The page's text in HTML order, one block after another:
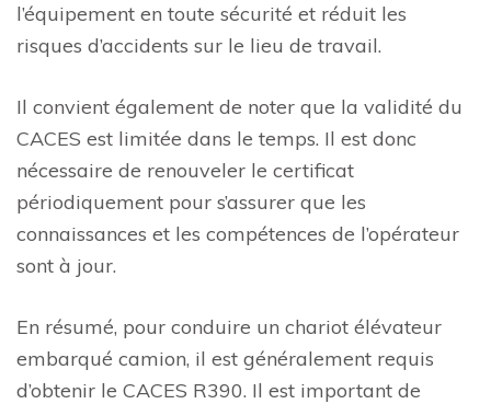
l’équipement en toute sécurité et réduit les
risques d’accidents sur le lieu de travail.
Il convient également de noter que la validité du
CACES est limitée dans le temps. Il est donc
nécessaire de renouveler le certificat
périodiquement pour s’assurer que les
connaissances et les compétences de l’opérateur
sont à jour.
En résumé, pour conduire un chariot élévateur
embarqué camion, il est généralement requis
d’obtenir le CACES R390. Il est important de